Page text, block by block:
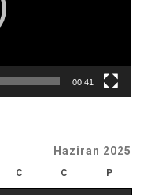
00:41
Haziran 2025
C C P